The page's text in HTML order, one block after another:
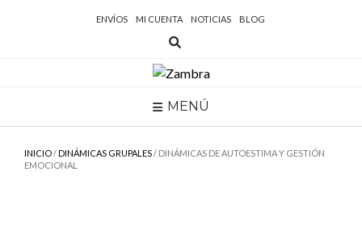
ENVÍOS MI CUENTA NOTICIAS BLOG
MENÚ
INICIO/DINÁMICAS GRUPALES/ DINÁMICAS DE AUTOESTIMA Y GESTIÓN
EMOCIONAL